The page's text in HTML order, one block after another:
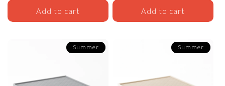
Add to cart Add to cart
Summer Summer